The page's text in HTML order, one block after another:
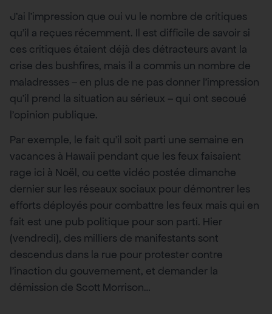
J’ai l’impression que oui vu le nombre de critiques
qu’il a reçues récemment. Il est difficile de savoir si
ces critiques étaient déjà des détracteurs avant la
crise des bushfires, mais il a commis un nombre de
maladresses – en plus de ne pas donner l’impression
qu’il prend la situation au sérieux – qui ont secoué
l’opinion publique.
Par exemple, le fait qu’il soit parti une semaine en
vacances à Hawaii pendant que les feux faisaient
rage ici à Noël, ou cette vidéo postée dimanche
dernier sur les réseaux sociaux pour démontrer les
efforts déployés pour combattre les feux mais qui en
fait est une pub politique pour son parti. Hier
(vendredi), des milliers de manifestants sont
descendus dans la rue pour protester contre
l’inaction du gouvernement, et demander la
démission de Scott Morrison…